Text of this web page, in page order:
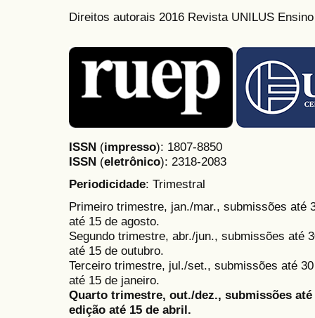
Direitos autorais 2016 Revista UNILUS
ISSN (impresso): 1807-8850
ISSN (eletrônico): 2318-2083
Periodicidade: Trimestral
Primeiro trimestre, jan./mar., submissões até
até 15 de agosto.
Segundo trimestre, abr./jun., submissões até
até 15 de outubro.
Terceiro trimestre, jul./set., submissões até
até 15 de janeiro.
Quarto trimestre, out./dez., submissões
edição até 15 de abril.